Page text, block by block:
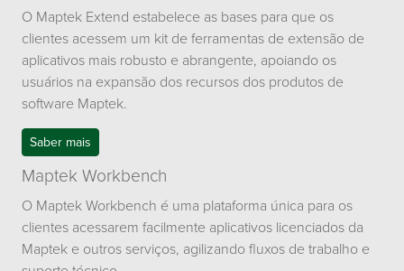
O Maptek Extend estabelece as bases para que os
clientes acessem um kit de ferramentas de extensão de
aplicativos mais robusto e abrangente, apoiando os
usuários na expansão dos recursos dos produtos de
software Maptek.
Saber mais
Maptek Workbench
O Maptek Workbench é uma plataforma única para os
clientes acessarem facilmente aplicativos licenciados da
Maptek e outros serviços, agilizando fluxos de trabalho e